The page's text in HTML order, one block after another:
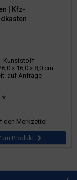
| Kfz-
Kunststoff
x 16,0 x 8,0 cm
auf Anfrage
*
den Merkzettel
Produkt